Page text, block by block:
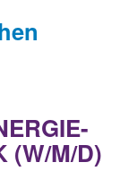
(W/M/D)